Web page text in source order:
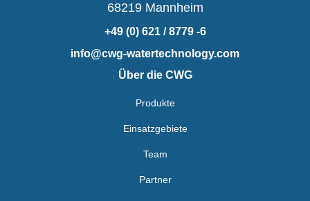
68219 Mannheim
+49 (0) 621 / 8779 -6
info@cwg-watertechnology.com
Über die CWG
Produkte
Einsatzgebiete
Team
Partner